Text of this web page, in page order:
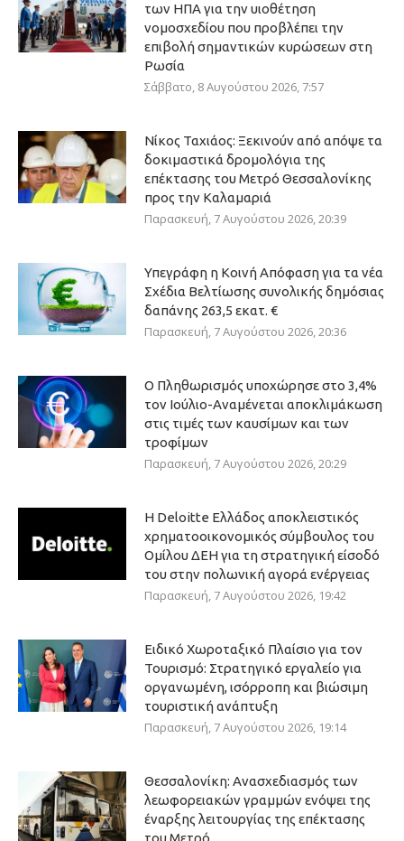
των ΗΠΑ για την υιοθέτηση
νομοσχεδίου που προβλέπει την
επιβολή σημαντικών κυρώσεων στη
Ρωσία
Σάββατο, 8 Αυγούστου 2026, 7:57
Νίκος Ταχιάος: Ξεκινούν από απόψε τα
δοκιμαστικά δρομολόγια της
επέκτασης του Μετρό Θεσσαλονίκης
προς την Καλαμαριά
Παρασκευή, 7 Αυγούστου 2026, 20:39
Υπεγράφη η Κοινή Απόφαση για τα νέα
Σχέδια Βελτίωσης συνολικής δημόσιας
δαπάνης 263,5 εκατ. €
Παρασκευή, 7 Αυγούστου 2026, 20:36
Ο Πληθωρισμός υποχώρησε στο 3,4%
τον Ιούλιο-Αναμένεται αποκλιμάκωση
στις τιμές των καυσίμων και των
τροφίμων
Παρασκευή, 7 Αυγούστου 2026, 20:29
Η Deloitte Ελλάδος αποκλειστικός
χρηματοοικονομικός σύμβουλος του
Ομίλου ΔΕΗ για τη στρατηγική είσοδό
του στην πολωνική αγορά ενέργειας
Παρασκευή, 7 Αυγούστου 2026, 19:42
Ειδικό Χωροταξικό Πλαίσιο για τον
Τουρισμό: Στρατηγικό εργαλείο για
οργανωμένη, ισόρροπη και βιώσιμη
τουριστική ανάπτυξη
Παρασκευή, 7 Αυγούστου 2026, 19:14
Θεσσαλονίκη: Ανασχεδιασμός των
λεωφορειακών γραμμών ενόψει της
έναρξης λειτουργίας της επέκτασης